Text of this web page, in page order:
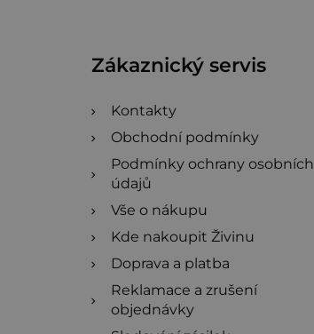
Zákaznický servis
Kontakty
Obchodní podmínky
Podmínky ochrany osobních
údajů
Vše o nákupu
Kde nakoupit Živinu
Doprava a platba
Reklamace a zrušení
objednávky